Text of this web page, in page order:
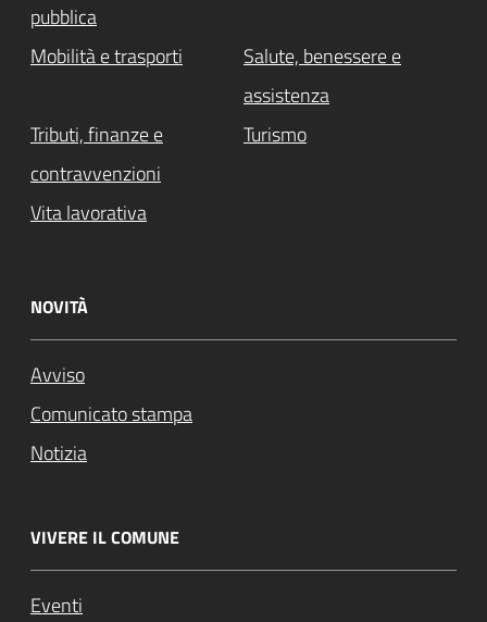
pubblica
Mobilità e trasporti
Salute, benessere e
assistenza
Tributi, finanze e
contravvenzioni
Turismo
Vita lavorativa
NOVITÀ
Avviso
Comunicato stampa
Notizia
VIVERE IL COMUNE
Eventi